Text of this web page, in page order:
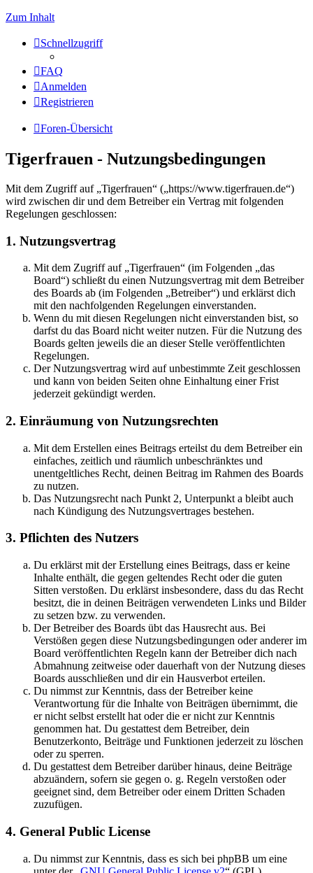
Zum Inhalt
Schnellzugriff
FAQ
Anmelden
Registrieren
Foren-Übersicht
Tigerfrauen - Nutzungsbedingungen
Mit dem Zugriff auf „Tigerfrauen“ („https://www.tigerfrauen.de“)
wird zwischen dir und dem Betreiber ein Vertrag mit folgenden
Regelungen geschlossen:
1. Nutzungsvertrag
Mit dem Zugriff auf „Tigerfrauen“ (im Folgenden „das
Board“) schließt du einen Nutzungsvertrag mit dem Betreiber
des Boards ab (im Folgenden „Betreiber“) und erklärst dich
mit den nachfolgenden Regelungen einverstanden.
Wenn du mit diesen Regelungen nicht einverstanden bist, so
darfst du das Board nicht weiter nutzen. Für die Nutzung des
Boards gelten jeweils die an dieser Stelle veröffentlichten
Regelungen.
Der Nutzungsvertrag wird auf unbestimmte Zeit geschlossen
und kann von beiden Seiten ohne Einhaltung einer Frist
jederzeit gekündigt werden.
2. Einräumung von Nutzungsrechten
Mit dem Erstellen eines Beitrags erteilst du dem Betreiber ein
einfaches, zeitlich und räumlich unbeschränktes und
unentgeltliches Recht, deinen Beitrag im Rahmen des Boards
zu nutzen.
Das Nutzungsrecht nach Punkt 2, Unterpunkt a bleibt auch
nach Kündigung des Nutzungsvertrages bestehen.
3. Pflichten des Nutzers
Du erklärst mit der Erstellung eines Beitrags, dass er keine
Inhalte enthält, die gegen geltendes Recht oder die guten
Sitten verstoßen. Du erklärst insbesondere, dass du das Recht
besitzt, die in deinen Beiträgen verwendeten Links und Bilder
zu setzen bzw. zu verwenden.
Der Betreiber des Boards übt das Hausrecht aus. Bei
Verstößen gegen diese Nutzungsbedingungen oder anderer im
Board veröffentlichten Regeln kann der Betreiber dich nach
Abmahnung zeitweise oder dauerhaft von der Nutzung dieses
Boards ausschließen und dir ein Hausverbot erteilen.
Du nimmst zur Kenntnis, dass der Betreiber keine
Verantwortung für die Inhalte von Beiträgen übernimmt, die
er nicht selbst erstellt hat oder die er nicht zur Kenntnis
genommen hat. Du gestattest dem Betreiber, dein
Benutzerkonto, Beiträge und Funktionen jederzeit zu löschen
oder zu sperren.
Du gestattest dem Betreiber darüber hinaus, deine Beiträge
abzuändern, sofern sie gegen o. g. Regeln verstoßen oder
geeignet sind, dem Betreiber oder einem Dritten Schaden
zuzufügen.
4. General Public License
Du nimmst zur Kenntnis, dass es sich bei phpBB um eine